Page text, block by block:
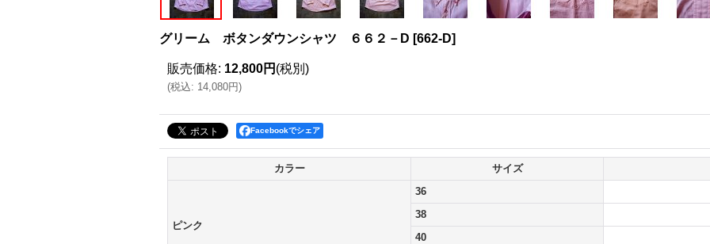
グリーム ボタンダウンシャツ ６６２－D [662-D]
販売価格: 12,800円 (税別)
(税込: 14,080円)
Facebookでシェア
カラー サイズ
ピンク
36
38
40